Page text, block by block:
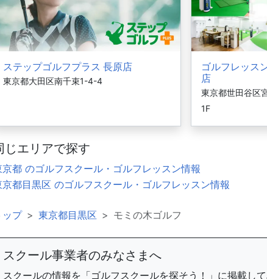
ステップゴルフプラス 長原店
東京都大田区南千束1-4-4
ゴルフレッス
店
東京都世田谷区
1F
じエリアで探す
京都 のゴルフスクール・ゴルフレッスン情報
京都目黒区 のゴルフスクール・ゴルフレッスン情報
ップ 東京都目黒区 モミの木ゴルフ
スクール事業者のみなさまへ
スクールの情報を「ゴルフスクールを探そう！」に掲載し